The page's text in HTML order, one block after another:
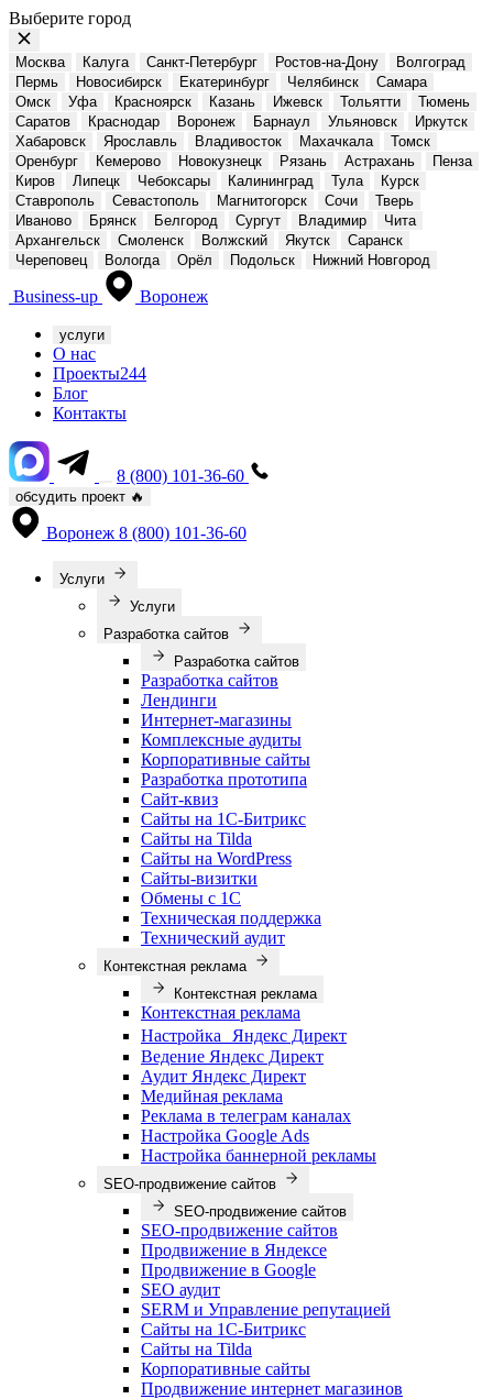
Выберите город
Москва Калуга Санкт-Петербург Ростов-на-Дону
Волгоград
Пермь
Новосибирск Екатеринбург Челябинск
Самара
Омск
Уфа Красноярск Казань Ижевск Тольятти
Тюмень
Саратов
Краснодар Воронеж Барнаул Ульяновск
Иркутск
Хабаровск
Ярославль Владивосток Махачкала
Томск
Оренбург
Кемерово Новокузнецк Рязань Астрахань
Пенза
Киров
Липецк Чебоксары Калининград Тула
Курск
Ставрополь
Севастополь Магнитогорск Сочи
Тверь
Иваново
Брянск Белгород Сургут Владимир
Чита
Архангельск
Смоленск Волжский Якутск
Саранск
Череповец
Вологда Орёл Подольск Нижний Новгород
Business-up Воронеж
услуги
О нас
Проекты244
Блог
Контакты
8 (800) 101-36-60
обсудить проект 🔥
Воронеж 8 (800) 101-36-60
Услуги
Услуги
Разработка сайтов
Разработка сайтов
Разработка сайтов
Лендинги
Интернет-магазины
Комплексные аудиты
Корпоративные сайты
Разработка прототипа
Сайт-квиз
Сайты на 1С-Битрикс
Сайты на Tilda
Сайты на WordPress
Сайты-визитки
Обмены с 1С
Техническая поддержка
Технический аудит
Контекстная реклама
Контекстная реклама
Контекстная реклама
Настройка Яндекс Директ
Ведение Яндекс Директ
Аудит Яндекс Директ
Медийная реклама
Реклама в телеграм каналах
Настройка Google Ads
Настройка баннерной рекламы
SEO-продвижение сайтов
SEO-продвижение сайтов
SEO-продвижение сайтов
Продвижение в Яндексе
Продвижение в Google
SEO аудит
SERM и Управление репутацией
Сайты на 1С-Битрикс
Сайты на Tilda
Корпоративные сайты
Продвижение интернет магазинов